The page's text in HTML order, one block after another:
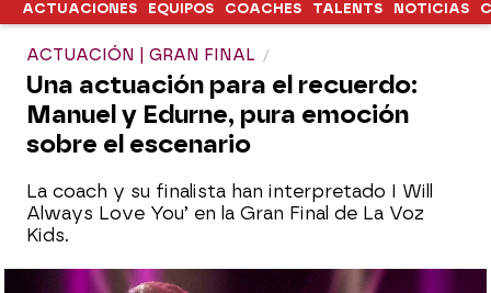
ACTUACIONES EQUIPOS COACHES TALENTS NOTICIAS
ACTUACIÓN | GRAN FINAL
Una actuación para el recuerdo:
Manuel y Edurne, pura emoción
sobre el escenario
La coach y su finalista han interpretado I Will
Always Love You’ en la Gran Final de La Voz
Kids.